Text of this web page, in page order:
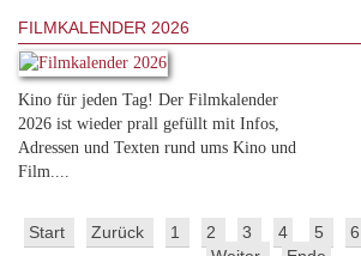
FILMKALENDER 2026
Kino für jeden Tag! Der Filmkalender
2026 ist wieder prall gefüllt mit Infos,
Adressen und Texten rund ums Kino und
Film....
Start Zurück 1 2 3 4 5 6